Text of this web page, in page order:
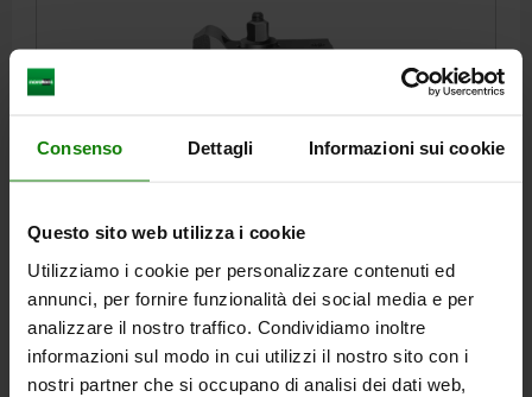
Consenso Dettagli Informazioni sui cookie
Questo sito web utilizza i cookie
Utilizziamo i cookie per personalizzare contenuti ed
annunci, per fornire funzionalità dei social media e per
analizzare il nostro traffico. Condividiamo inoltre
informazioni sul modo in cui utilizzi il nostro sito con i
nostri partner che si occupano di analisi dei dati web,
B1=25 E1=49
FILETTATURA=M16
Numero d’ordine:04193-1618